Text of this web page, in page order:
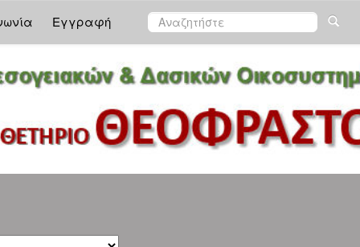
Εγγραφή